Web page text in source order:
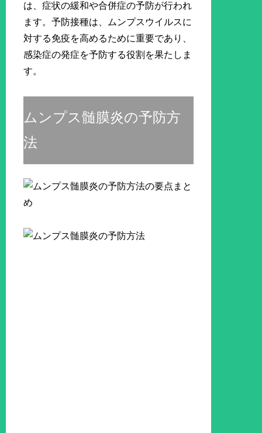
は、症状の緩和や合併症の予防が行われ
ます。予防接種は、ムンプスウイルスに
対する免疫を高めるために重要であり、
感染症の発症を予防する役割を果たしま
す。
ムンプス髄膜炎の予防方
法